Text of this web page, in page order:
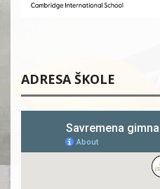
ADRESA ŠKOLE